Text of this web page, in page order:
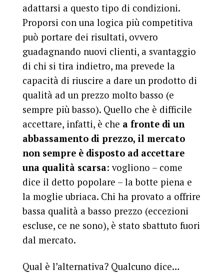
adattarsi a questo tipo di condizioni.
Proporsi con una logica più competitiva
può portare dei risultati, ovvero
guadagnando nuovi clienti, a svantaggio
di chi si tira indietro, ma prevede la
capacità di riuscire a dare un prodotto di
qualità ad un prezzo molto basso (e
sempre più basso). Quello che è difficile
accettare, infatti, è che a fronte di un
abbassamento di prezzo, il mercato
non sempre è disposto ad accettare
una qualità scarsa: vogliono – come
dice il detto popolare – la botte piena e
la moglie ubriaca. Chi ha provato a offrire
bassa qualità a basso prezzo (eccezioni
escluse, ce ne sono), è stato sbattuto fuori
dal mercato.
Qual è l’alternativa? Qualcuno dice…